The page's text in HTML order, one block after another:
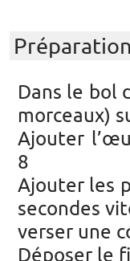
Dans le bol
morceaux)
Ajouter
8
Ajouter les
secondes
verser une
Déposer le